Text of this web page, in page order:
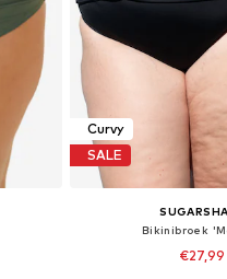
Curvy
SALE
Bikinibroek
€27,99